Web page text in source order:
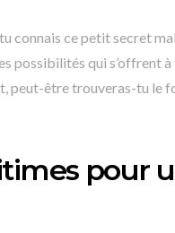
connais ce petit secret
possibilités qui s’offrent
peut-être trouveras-tu le
pour